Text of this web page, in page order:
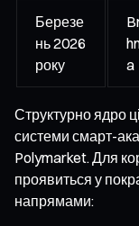
Березе
нь 2026
року
a
Структурно ядро
системи смарт-
Polymarket. Для
проявиться у
напрямами: